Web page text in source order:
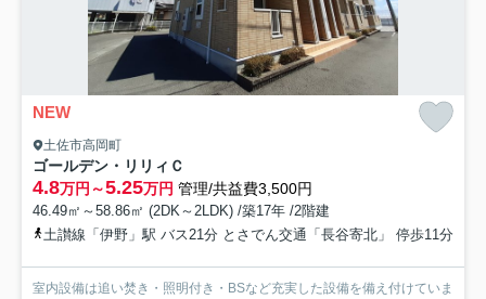
NEW
土佐市高岡町
ゴールデン・リリィＣ
4.8万円～5.25万円 管理/共益費3,500円
46.49㎡～58.86㎡ (2DK～2LDK) /築17年 /2階建
土讃線「伊野」駅 バス21分 とさでん交通「長谷寄北」 停歩11分
室内設備は追い焚き・照明付き・BSなど充実した設備を備え付けていま